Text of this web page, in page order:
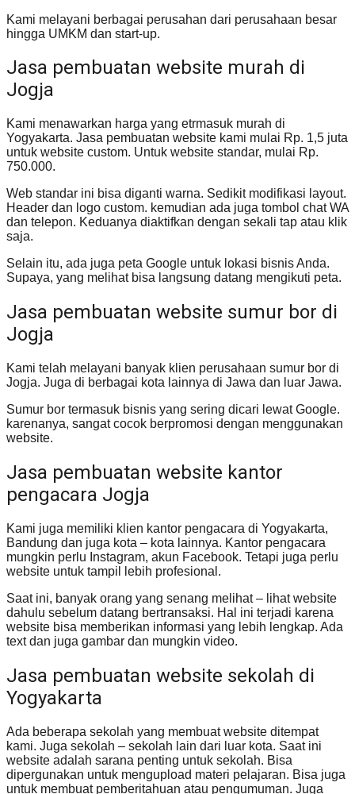
Kami melayani berbagai perusahan dari perusahaan besar
hingga UMKM dan start-up.
Jasa pembuatan website murah di
Jogja
Kami menawarkan harga yang etrmasuk murah di
Yogyakarta. Jasa pembuatan website kami mulai Rp. 1,5 juta
untuk website custom. Untuk website standar, mulai Rp.
750.000.
Web standar ini bisa diganti warna. Sedikit modifikasi layout.
Header dan logo custom. kemudian ada juga tombol chat WA
dan telepon. Keduanya diaktifkan dengan sekali tap atau klik
saja.
Selain itu, ada juga peta Google untuk lokasi bisnis Anda.
Supaya, yang melihat bisa langsung datang mengikuti peta.
Jasa pembuatan website sumur bor di
Jogja
Kami telah melayani banyak klien perusahaan sumur bor di
Jogja. Juga di berbagai kota lainnya di Jawa dan luar Jawa.
Sumur bor termasuk bisnis yang sering dicari lewat Google.
karenanya, sangat cocok berpromosi dengan menggunakan
website.
Jasa pembuatan website kantor
pengacara Jogja
Kami juga memiliki klien kantor pengacara di Yogyakarta,
Bandung dan juga kota – kota lainnya. Kantor pengacara
mungkin perlu Instagram, akun Facebook. Tetapi juga perlu
website untuk tampil lebih profesional.
Saat ini, banyak orang yang senang melihat – lihat website
dahulu sebelum datang bertransaksi. Hal ini terjadi karena
website bisa memberikan informasi yang lebih lengkap. Ada
text dan juga gambar dan mungkin video.
Jasa pembuatan website sekolah di
Yogyakarta
Ada beberapa sekolah yang membuat website ditempat
kami. Juga sekolah – sekolah lain dari luar kota. Saat ini
website adalah sarana penting untuk sekolah. Bisa
dipergunakan untuk mengupload materi pelajaran. Bisa juga
untuk membuat pemberitahuan atau pengumuman. Juga